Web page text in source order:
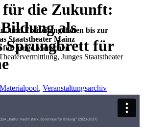
für die Zukunft:
als
Sprungbrett für
Materialpool, Veranstaltungsarchiv
und Freizeitangeboten bis zur
Staatstheater Mainz
junge Menschen
Junges Staatstheater